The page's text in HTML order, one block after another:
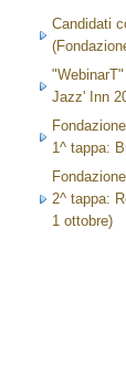
Candidati
Jazz' Inn
1^ tappa:
2^ tappa:
1 ottobre)